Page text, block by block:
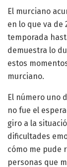
El murciano
en lo que va de
temporada
demuestra lo
estos
murciano.
El número uno
no fue el
giro a la
dificultades
cómo me pude
personas que